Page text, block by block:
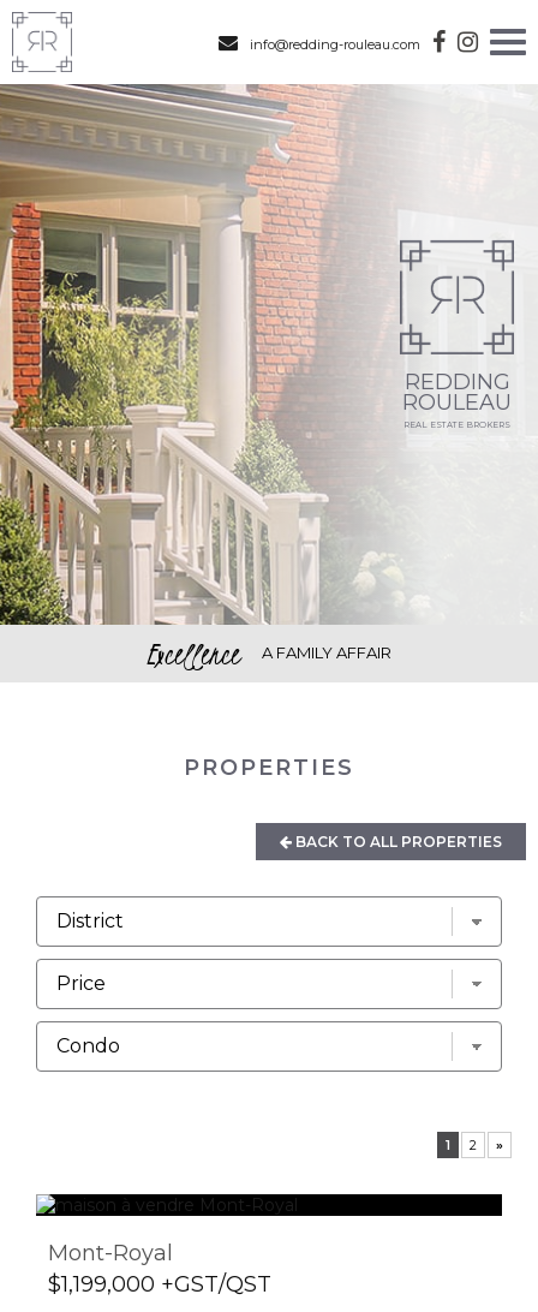
info@redding-rouleau.com
REDDING
ROULEAU
REAL ESTATE BROKERS
Excellence A FAMILY AFFAIR
PROPERTIES
BACK TO ALL PROPERTIES
1 2 »
Mont-Royal
$1,199,000 +GST/QST